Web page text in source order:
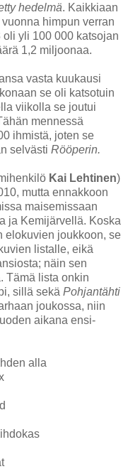
hedelmä. Kaikkiaan
himpun verran
yli 100 000 katsojan
1,2 miljoonaa.
vasta kuukausi
se oli katsotuin
viikolla se joutui
mennessä
ihmistä, joten se
selvästi Rööperin.
Kai Lehtinen)
mutta ennakkoon
maisemissaan
ja Kemijärvellä. Koska
elokuvien joukkoon, se
listalle, eikä
näin sen
Tämä lista onkin
sillä sekä Pohjantähti
joukossa, niin
aikana ensi-
alla